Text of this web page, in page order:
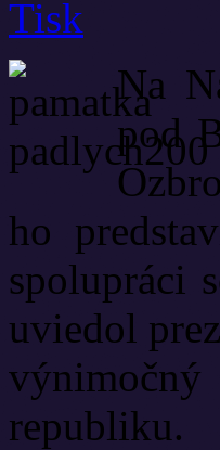
Na
pod
ho
spolupráci
uviedol
republiku.